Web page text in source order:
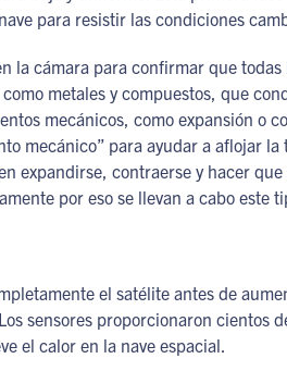
para resistir las condiciones
la cámara para confirmar que
metales y compuestos, que
mecánicos, como expansión o
mecánico” para ayudar a aflojar
expandirse, contraerse y hacer
por eso se llevan a cabo este
el satélite antes de
sensores proporcionaron cientos
el calor en la nave espacial.